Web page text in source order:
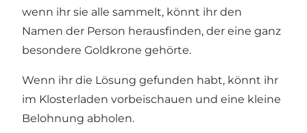
wenn ihr sie alle sammelt, könnt ihr den
Namen der Person herausfinden, der eine ganz
besondere Goldkrone gehörte.
Wenn ihr die Lösung gefunden habt, könnt ihr
im Klosterladen vorbeischauen und eine kleine
Belohnung abholen.